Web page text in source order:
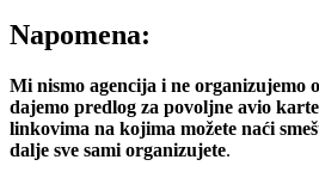
Napomena:
Mi nismo agencija i ne organizujemo
dajemo predlog za povoljne avio
linkovima na kojima možete naći
dalje sve sami organizujete.